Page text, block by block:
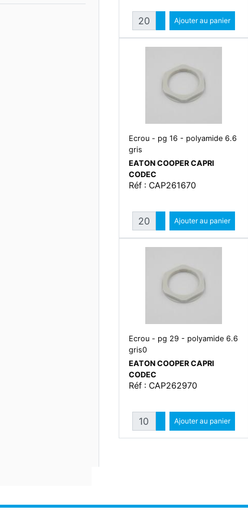
Quantité
Augmenter quantité
Diminuer quantité
Ajouter au panier
Ecrou - pg 16 - polyamide 6.6
gris
EATON COOPER CAPRI
CODEC
Réf : CAP261670
Quantité
Augmenter quantité
Diminuer quantité
Ajouter au panier
Ecrou - pg 29 - polyamide 6.6
gris0
EATON COOPER CAPRI
CODEC
Réf : CAP262970
Quantité
Augmenter quantité
Diminuer quantité
Ajouter au panier